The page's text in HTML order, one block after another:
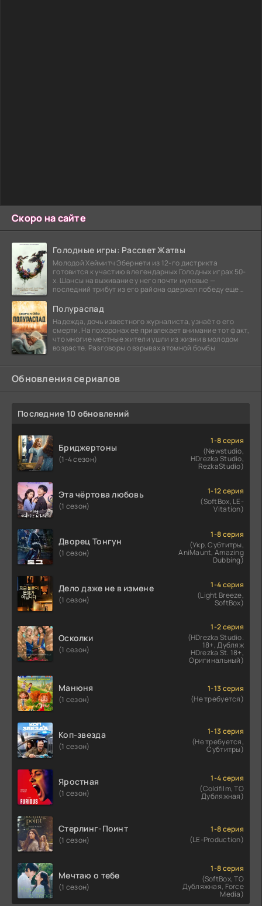
Скоро на сайте
Голодные игры: Рассвет Жатвы
Молодой Хеймитч Эбернети из 12-го дистрикта
готовится к участию в легендарных Голодных играх 50-
х. Шансы на выживание у него почти нулевые —
последний трибут из его района одержал победу еще
Полураспад
Надежда, дочь известного журналиста, узнаёт о его
смерти. На похоронах её привлекает внимание тот факт,
что многие местные жители ушли из жизни в молодом
возрасте. Разговоры о взрывах атомной бомбы
Обновления сериалов
Последние 10 обновлений
Бриджертоны
(1-4 сезон)
1-8 серия
(Newstudio,
HDrezka Studio,
RezkaStudio)
Эта чёртова любовь
(1 сезон)
1-12 серия
(SoftBox, LE-
Vitation)
Дворец Тонгун
(1 сезон)
1-8 серия
(Укр. Субтитры,
AniMaunt, Amazing
Dubbing)
Дело даже не в измене
(1 сезон)
1-4 серия
(Light Breeze,
SoftBox)
Осколки
(1 сезон)
1-2 серия
(HDrezka Studio.
18+, Дубляж
HDrezka St. 18+,
Оригинальный)
Манюня
(1 сезон)
1-13 серия
(Не требуется)
Коп-звезда
(1 сезон)
1-13 серия
(Не требуется,
Субтитры)
Яростная
(1 сезон)
1-4 серия
(Coldfilm, ТО
Дубляжная)
Стерлинг-Поинт
(1 сезон)
1-8 серия
(LE-Production)
Мечтаю о тебе
(1 сезон)
1-8 серия
(SoftBox, ТО
Дубляжная, Force
Media)